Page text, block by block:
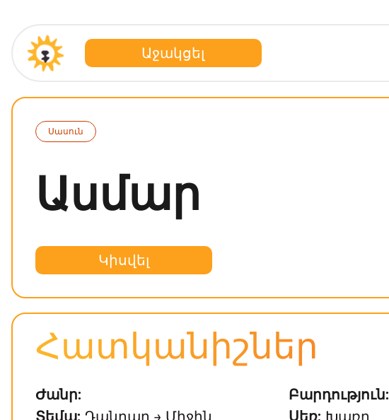
Աջակցել
Սասուն
Ասմար
Կիսվել
Հատկանիշներ
Ժանր: Բարդություն:
Տեմպ: Դանդաղ → Միջին Սեռ: Խառը